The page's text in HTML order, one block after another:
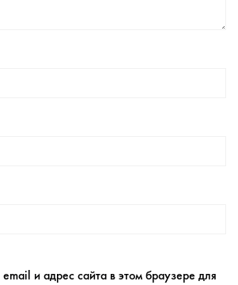
и адрес сайта в этом браузере для